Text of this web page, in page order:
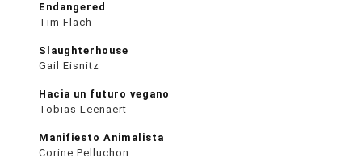
Endangered
Tim Flach
Slaughterhouse
Gail Eisnitz
Hacia un futuro vegano
Tobias Leenaert
Manifiesto Animalista
Corine Pelluchon